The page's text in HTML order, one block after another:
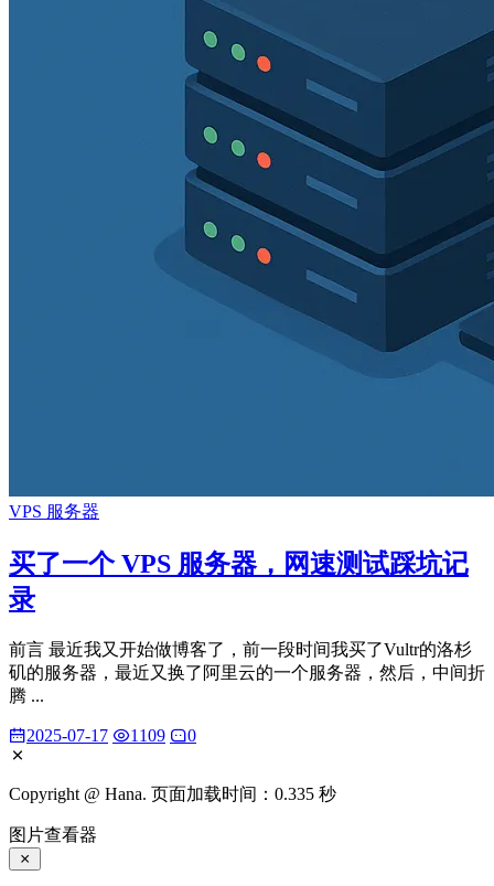
VPS 服务器
买了一个 VPS 服务器，网速测试踩坑记
录
前言 最近我又开始做博客了，前一段时间我买了Vultr的洛杉
矶的服务器，最近又换了阿里云的一个服务器，然后，中间折
腾 ...
2025-07-17 1109 0
Copyright @ Hana. 页面加载时间：0.335 秒
图片查看器